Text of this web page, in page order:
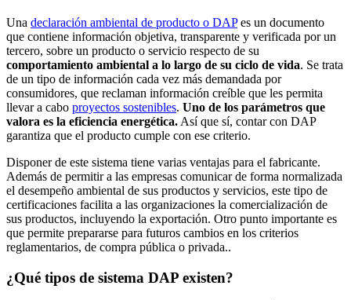
Una declaración ambiental de producto o DAPes un documento
que contiene información objetiva, transparente y verificada por un
tercero, sobre un producto o servicio respecto de su
comportamiento ambiental a lo largo de su ciclo de vida. Se trata
de un tipo de información cada vez más demandada por
consumidores, que reclaman información creíble que les permita
llevar a cabo proyectos sostenibles. Uno de los parámetros que
valora es la eficiencia energética. Así que sí, contar con DAP
garantiza que el producto cumple con ese criterio.
Disponer de este sistema tiene varias ventajas para el fabricante.
Además de permitir a las empresas comunicar de forma normalizada
el desempeño ambiental de sus productos y servicios, este tipo de
certificaciones facilita a las organizaciones la comercialización de
sus productos, incluyendo la exportación. Otro punto importante es
que permite prepararse para futuros cambios en los criterios
reglamentarios, de compra pública o privada..
¿Qué tipos de sistema DAP existen?